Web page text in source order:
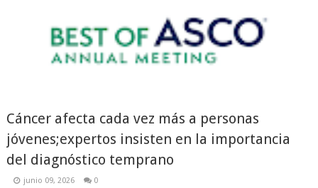
Cáncer afecta cada vez más a personas
jóvenes;expertos insisten en la importancia
del diagnóstico temprano
junio 09, 2026 0